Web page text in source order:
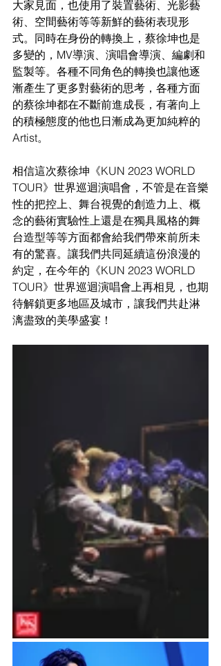
大家見面，也使用了裝置藝術、光影藝
術、空間藝術等等新鮮的藝術表現形
式。同時在身份的轉換上，蔡徐坤也是
多變的，MV導演、演唱會導演、編劇和
監製等。各種不同角色的轉換也讓他逐
漸產生了更多對藝術的思考，各種方面
的蔡徐坤都在不斷前進成長，有著向上
的積極態度的他也日漸成為更加純粹的
Artist。
相信這次蔡徐坤《KUN 2023 WORLD
TOUR》世界巡迴演唱會，不管是在音樂
性的把控上、舞台視覺的創造力上、概
念的藝術實驗性上還是在獨具風格的舞
台造型等等方面都會給我們帶來前所未
有的驚喜。讓我們共同延續這份浪漫的
約定，在今年的《KUN 2023 WORLD
TOUR》世界巡迴演唱會上再相見，也期
待解鎖更多地區及城市，讓我們共赴淋
漓盡致的美學盛宴！